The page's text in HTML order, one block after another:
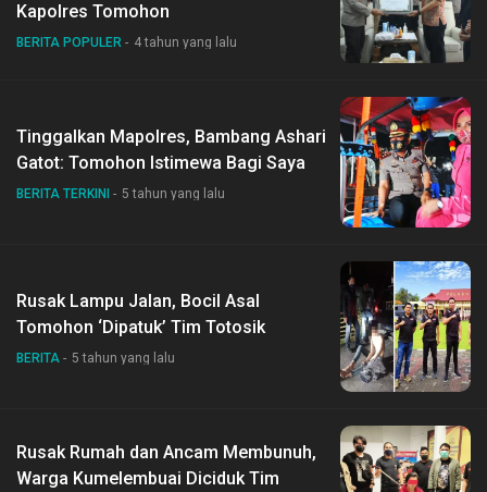
Kapolres Tomohon
BERITA POPULER 4 tahun yang lalu
Tinggalkan Mapolres, Bambang Ashari
Gatot: Tomohon Istimewa Bagi Saya
BERITA TERKINI 5 tahun yang lalu
Rusak Lampu Jalan, Bocil Asal
Tomohon ‘Dipatuk’ Tim Totosik
BERITA 5 tahun yang lalu
Rusak Rumah dan Ancam Membunuh,
Warga Kumelembuai Diciduk Tim